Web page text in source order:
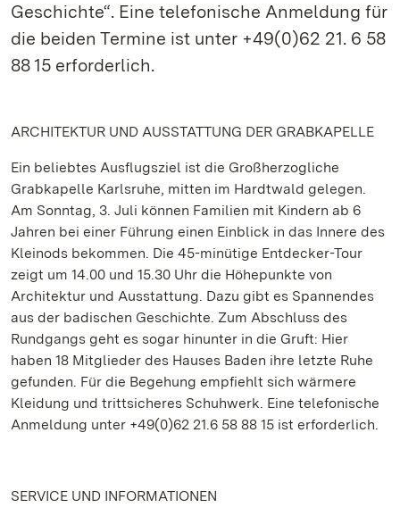
Geschichte“. Eine telefonische Anmeldung für
die beiden Termine ist unter +49(0)62 21. 6 58
88 15 erforderlich.
ARCHITEKTUR UND AUSSTATTUNG DER GRABKAPELLE
Ein beliebtes Ausflugsziel ist die Großherzogliche
Grabkapelle Karlsruhe, mitten im Hardtwald gelegen.
Am Sonntag, 3. Juli können Familien mit Kindern ab 6
Jahren bei einer Führung einen Einblick in das Innere des
Kleinods bekommen. Die 45-minütige Entdecker-Tour
zeigt um 14.00 und 15.30 Uhr die Höhepunkte von
Architektur und Ausstattung. Dazu gibt es Spannendes
aus der badischen Geschichte. Zum Abschluss des
Rundgangs geht es sogar hinunter in die Gruft: Hier
haben 18 Mitglieder des Hauses Baden ihre letzte Ruhe
gefunden. Für die Begehung empfiehlt sich wärmere
Kleidung und trittsicheres Schuhwerk. Eine telefonische
Anmeldung unter +49(0)62 21.6 58 88 15 ist erforderlich.
SERVICE UND INFORMATIONEN